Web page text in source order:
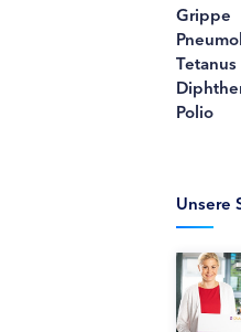
Grippe
Tetanus
Polio
Unsere